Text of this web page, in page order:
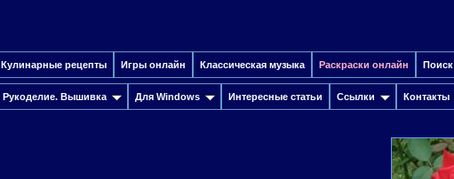
Кулинарные рецепты Игры онлайн Классическая музыка Раскраски онлайн Поиск
Рукоделие. Вышивка Для Windows Интересные cтатьи Ссылки Контакты